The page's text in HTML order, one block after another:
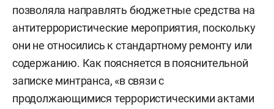
позволяла направлять бюджетные средства на
антитеррористические мероприятия, поскольку
они не относились к стандартному ремонту или
содержанию. Как поясняется в пояснительной
записке минтранса, «в связи с
продолжающимися террористическими актами